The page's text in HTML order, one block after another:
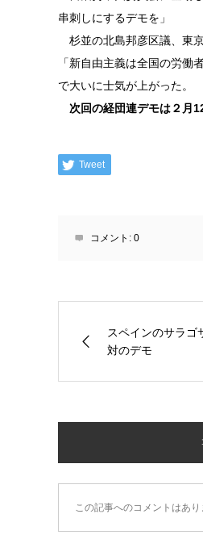
串刺しにするデモを」
杉並の北島邦彦区議、東
「新自由主義は全国の労働
で大いに士気が上がった。
次回の経団連デモは２月
Tweet
コメント: 0
スペインのサラゴ
対のデモ
この記事へのコメントはあり